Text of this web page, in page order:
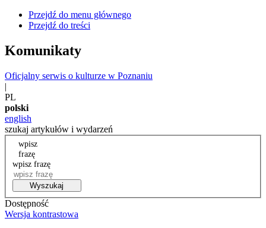
Przejdź do menu głównego
Przejdź do treści
Komunikaty
Oficjalny serwis o kulturze w Poznaniu
|
PL
polski
english
szukaj artykułów i wydarzeń
wpisz
frazę
wpisz frazę
Wyszukaj
Dostępność
Wersja kontrastowa